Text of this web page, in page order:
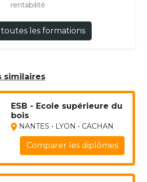
rentabilité
toutes les formations
similaires
ESB - Ecole supérieure du
bois
NANTES • LYON • CACHAN
Comparer les diplômes